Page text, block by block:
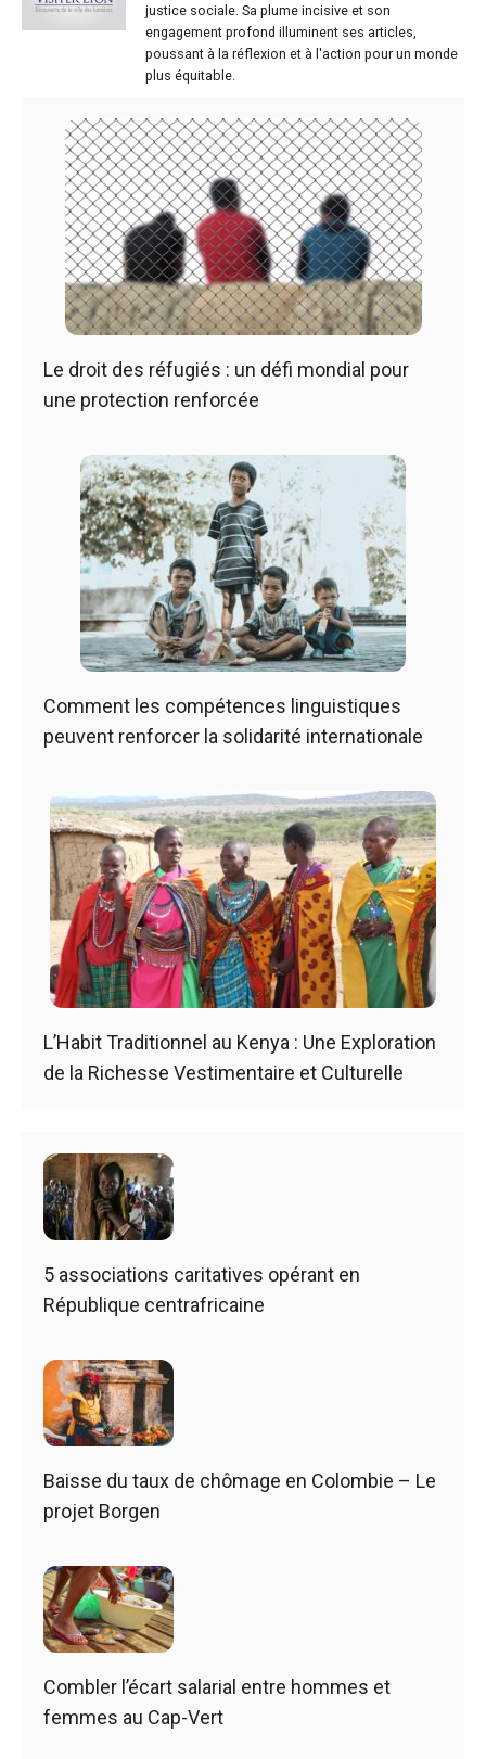
justice sociale. Sa plume incisive et son
engagement profond illuminent ses articles,
poussant à la réflexion et à l'action pour un monde
plus équitable.
Le droit des réfugiés : un défi mondial pour
une protection renforcée
Comment les compétences linguistiques
peuvent renforcer la solidarité internationale
L’Habit Traditionnel au Kenya : Une Exploration
de la Richesse Vestimentaire et Culturelle
5 associations caritatives opérant en
République centrafricaine
Baisse du taux de chômage en Colombie – Le
projet Borgen
Combler l’écart salarial entre hommes et
femmes au Cap-Vert